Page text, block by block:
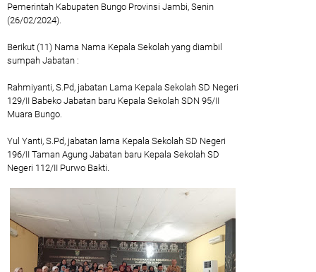
Pemerintah Kabupaten Bungo Provinsi Jambi, Senin
(26/02/2024).
Berikut (11) Nama Nama Kepala Sekolah yang diambil
sumpah Jabatan :
Rahmiyanti, S.Pd, jabatan Lama Kepala Sekolah SD Negeri
129/II Babeko Jabatan baru Kepala Sekolah SDN 95/II
Muara Bungo.
Yul Yanti, S.Pd, jabatan lama Kepala Sekolah SD Negeri
196/II Taman Agung Jabatan baru Kepala Sekolah SD
Negeri 112/II Purwo Bakti.